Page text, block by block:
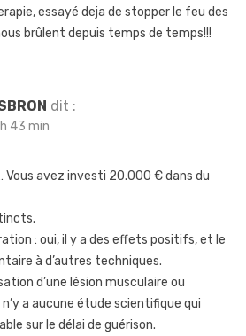
essayé deja de stopper le feu des
brûlent depuis temps de temps!!!
dit :
43 min
Vous avez investi 20.000 € dans du
: oui, il y a des effets positifs, et le
à d’autres techniques.
d’une lésion musculaire ou
n’y a aucune étude scientifique qui
sur le délai de guérison.